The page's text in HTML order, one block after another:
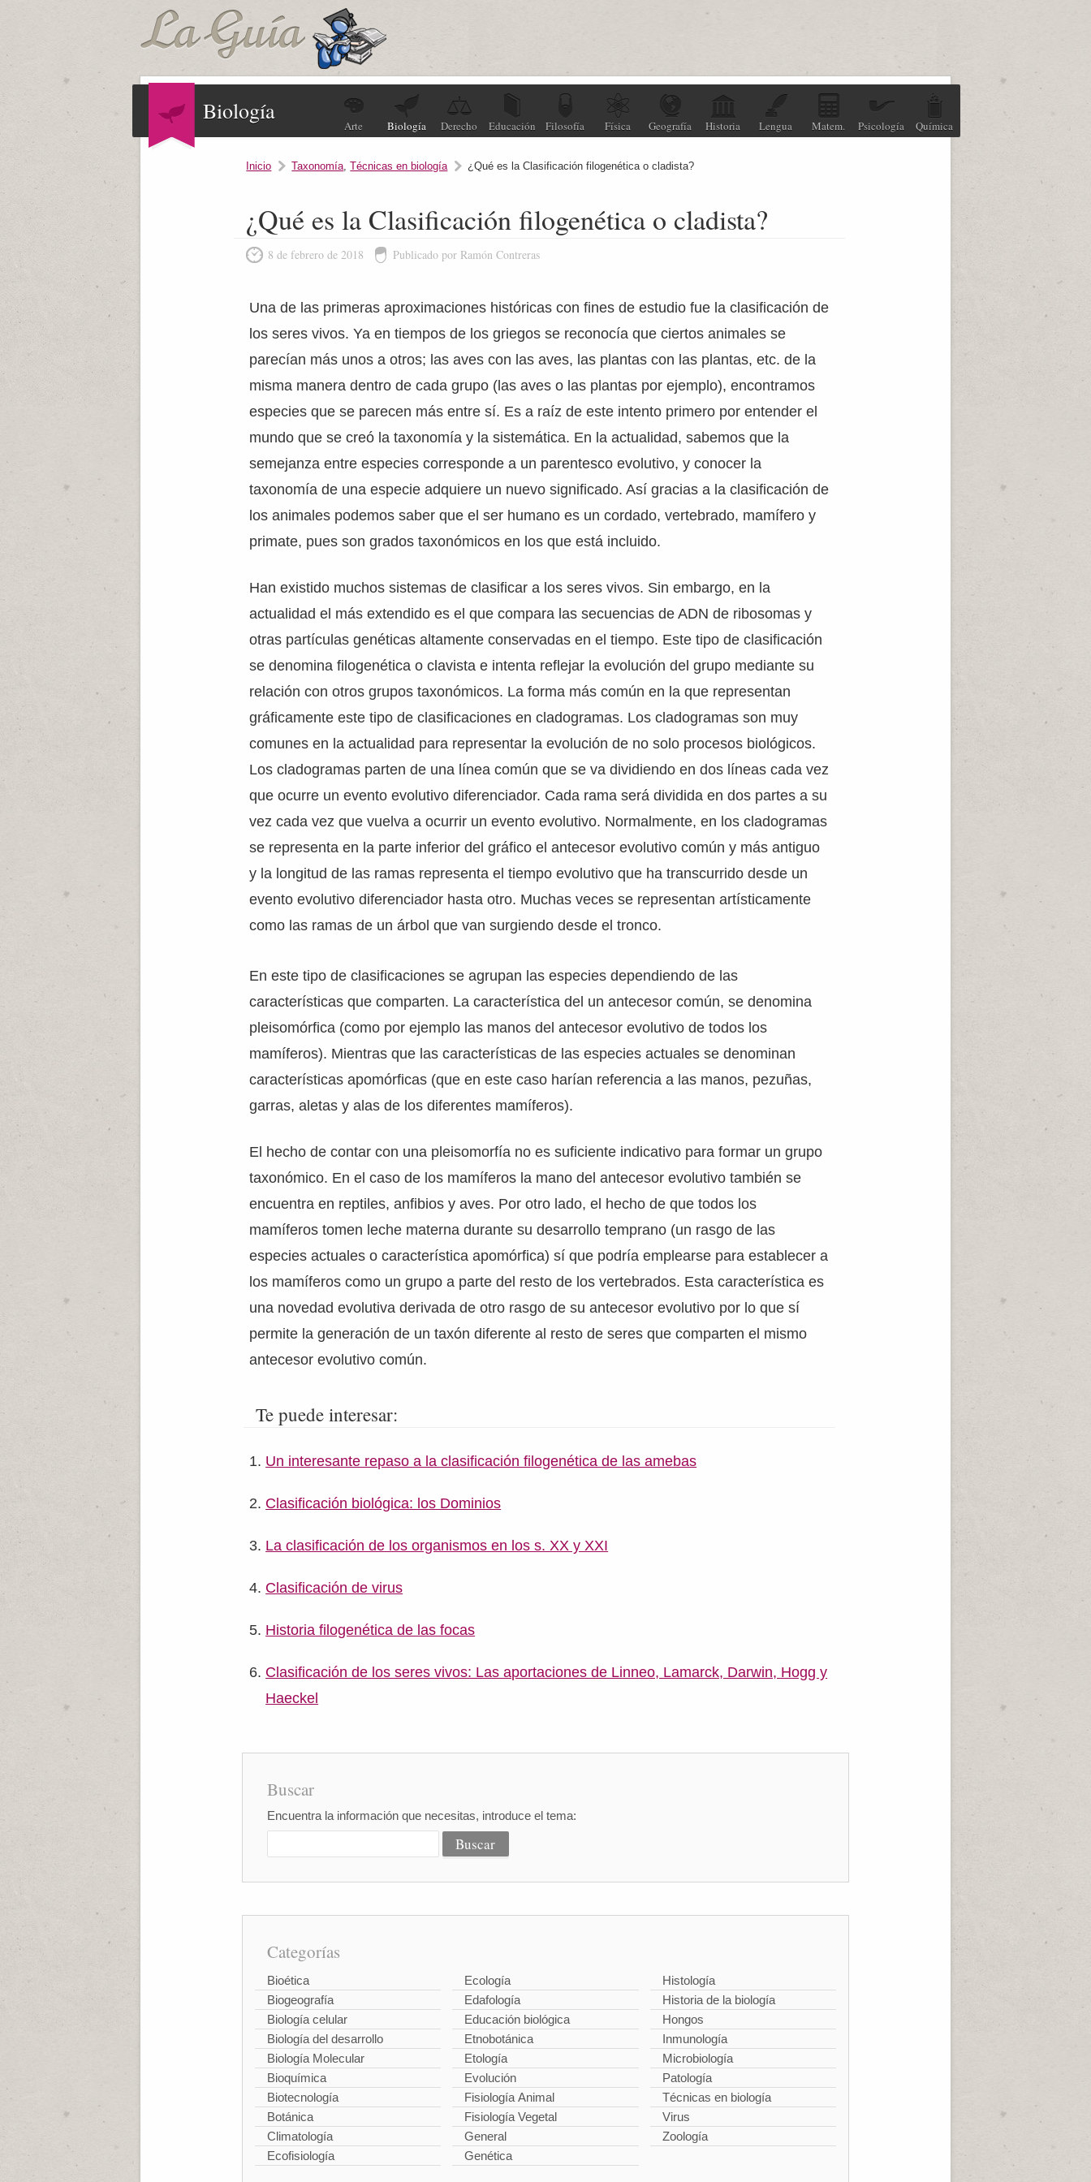
Biología
Arte Biología Derecho Educación Filosofía Física Geografía Historia Lengua Matem. Psicología Química
Inicio Taxonomía,Técnicas en biología ¿Qué es la Clasificación filogenética o cladista?
¿Qué es la Clasificación filogenética o cladista?
8 de febrero de 2018 Publicado por Ramón Contreras
Una de las primeras aproximaciones históricas con fines de estudio fue la clasificación de
los seres vivos. Ya en tiempos de los griegos se reconocía que ciertos animales se
parecían más unos a otros; las aves con las aves, las plantas con las plantas, etc. de la
misma manera dentro de cada grupo (las aves o las plantas por ejemplo), encontramos
especies que se parecen más entre sí. Es a raíz de este intento primero por entender el
mundo que se creó la taxonomía y la sistemática. En la actualidad, sabemos que la
semejanza entre especies corresponde a un parentesco evolutivo, y conocer la
taxonomía de una especie adquiere un nuevo significado. Así gracias a la clasificación de
los animales podemos saber que el ser humano es un cordado, vertebrado, mamífero y
primate, pues son grados taxonómicos en los que está incluido.
Han existido muchos sistemas de clasificar a los seres vivos. Sin embargo, en la
actualidad el más extendido es el que compara las secuencias de ADN de ribosomas y
otras partículas genéticas altamente conservadas en el tiempo. Este tipo de clasificación
se denomina filogenética o clavista e intenta reflejar la evolución del grupo mediante su
relación con otros grupos taxonómicos. La forma más común en la que representan
gráficamente este tipo de clasificaciones en cladogramas. Los cladogramas son muy
comunes en la actualidad para representar la evolución de no solo procesos biológicos.
Los cladogramas parten de una línea común que se va dividiendo en dos líneas cada vez
que ocurre un evento evolutivo diferenciador. Cada rama será dividida en dos partes a su
vez cada vez que vuelva a ocurrir un evento evolutivo. Normalmente, en los cladogramas
se representa en la parte inferior del gráfico el antecesor evolutivo común y más antiguo
y la longitud de las ramas representa el tiempo evolutivo que ha transcurrido desde un
evento evolutivo diferenciador hasta otro. Muchas veces se representan artísticamente
como las ramas de un árbol que van surgiendo desde el tronco.
En este tipo de clasificaciones se agrupan las especies dependiendo de las
características que comparten. La característica del un antecesor común, se denomina
pleisomórfica (como por ejemplo las manos del antecesor evolutivo de todos los
mamíferos). Mientras que las características de las especies actuales se denominan
características apomórficas (que en este caso harían referencia a las manos, pezuñas,
garras, aletas y alas de los diferentes mamíferos).
El hecho de contar con una pleisomorfía no es suficiente indicativo para formar un grupo
taxonómico. En el caso de los mamíferos la mano del antecesor evolutivo también se
encuentra en reptiles, anfibios y aves. Por otro lado, el hecho de que todos los
mamíferos tomen leche materna durante su desarrollo temprano (un rasgo de las
especies actuales o característica apomórfica) sí que podría emplearse para establecer a
los mamíferos como un grupo a parte del resto de los vertebrados. Esta característica es
una novedad evolutiva derivada de otro rasgo de su antecesor evolutivo por lo que sí
permite la generación de un taxón diferente al resto de seres que comparten el mismo
antecesor evolutivo común.
Te puede interesar:
Un interesante repaso a la clasificación filogenética de las amebas
Clasificación biológica: los Dominios
La clasificación de los organismos en los s. XX y XXI
Clasificación de virus
Historia filogenética de las focas
Clasificación de los seres vivos: Las aportaciones de Linneo, Lamarck, Darwin, Hogg y
Haeckel
Buscar
Encuentra la información que necesitas, introduce el tema:
Categorías
Bioética
Biogeografía
Biología celular
Biología del desarrollo
Biología Molecular
Bioquímica
Biotecnología
Botánica
Climatología
Ecofisiología
Ecología
Edafología
Educación biológica
Etnobotánica
Etología
Evolución
Fisiología Animal
Fisiología Vegetal
General
Genética
Histología
Historia de la biología
Hongos
Inmunología
Microbiología
Patología
Técnicas en biología
Virus
Zoología